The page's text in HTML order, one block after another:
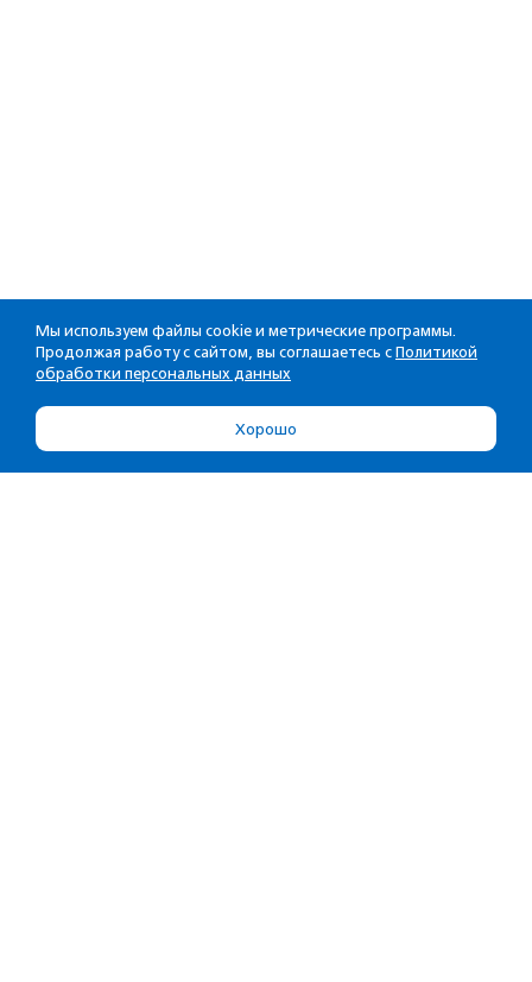
Мы используем файлы cookie и метрические программы.
Продолжая работу с сайтом, вы соглашаетесь с Политикой
обработки персональных данных
Хорошо